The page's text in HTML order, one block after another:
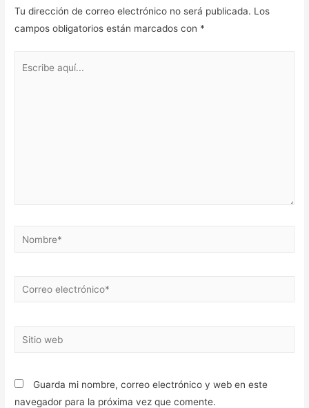
Tu dirección de correo electrónico no será publicada. Los
campos obligatorios están marcados con *
Nombre*
Correo
Sitio
Guarda mi nombre, correo electrónico y web en este
navegador para la próxima vez que comente.